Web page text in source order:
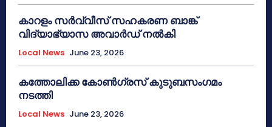
കാറളം സർവ്വീസ് സഹകരണ ബാങ്ക്
വിദ്യാഭ്യാസ അവാർഡ് നൽകി
Local News June 23, 2026
കത്തോലിക്ക കോൺഗ്രസ് കുടുബസംഗമം
നടത്തി
Local News June 23, 2026